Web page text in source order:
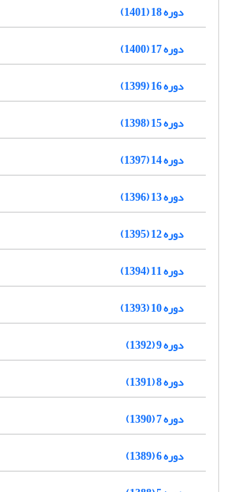
دوره 18 (1401)
دوره 17 (1400)
دوره 16 (1399)
دوره 15 (1398)
دوره 14 (1397)
دوره 13 (1396)
دوره 12 (1395)
دوره 11 (1394)
دوره 10 (1393)
دوره 9 (1392)
دوره 8 (1391)
دوره 7 (1390)
دوره 6 (1389)